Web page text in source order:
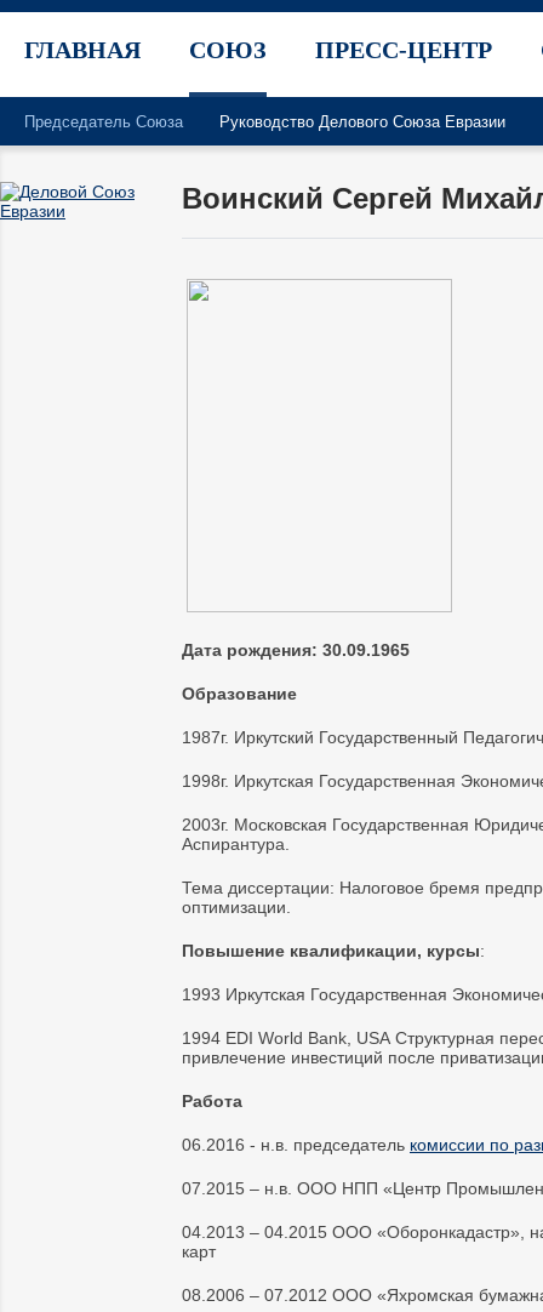
ГЛАВНАЯ СОЮЗ ПРЕСС-ЦЕНТР
Председатель Союза Руководство Делового Союза Евразии
Воинский Сергей
Дата рождения: 30.09.1965
Образование
1987г. Иркутский Государственный
1998г. Иркутская Государственная
2003г. Московская Государственная
Аспирантура.
Тема диссертации: Налоговое бремя
оптимизации.
Повышение квалификации, курсы:
1993 Иркутская Государственная
1994 EDI World Bank, USA Структурная
привлечение инвестиций после
Работа
06.2016 - н.в. председатель комиссии по
07.2015 – н.в. ООО НПП «Центр
04.2013 – 04.2015 ООО «Оборонкадастр»,
карт
08.2006 – 07.2012 ООО «Яхромская